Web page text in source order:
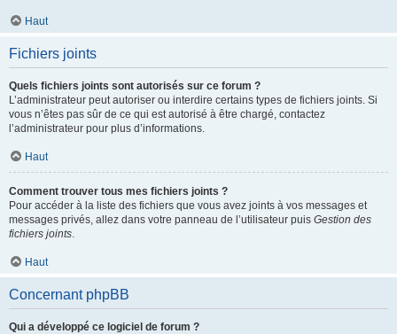
Haut
Fichiers joints
Quels fichiers joints sont autorisés sur ce forum ?
L’administrateur peut autoriser ou interdire certains types de fichiers joints. Si
vous n’êtes pas sûr de ce qui est autorisé à être chargé, contactez
l’administrateur pour plus d’informations.
Haut
Comment trouver tous mes fichiers joints ?
Pour accéder à la liste des fichiers que vous avez joints à vos messages et
messages privés, allez dans votre panneau de l’utilisateur puis Gestion des
fichiers joints.
Haut
Concernant phpBB
Qui a développé ce logiciel de forum ?